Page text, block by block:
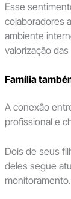
Esse
colaboradores
ambiente
valorização
Família
A conexão
profissional e
Dois de seus
deles segue
monitoramento.